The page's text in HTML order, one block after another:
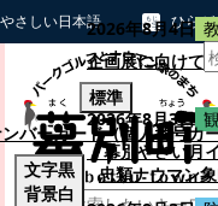
やさしい日本語 ひら
2026年8月4日
企画展に向けて
2026年8月3日
「幕別やさい月
バーカード（個人番号カ
忠類ナウマン
標準
文字黒
背景白